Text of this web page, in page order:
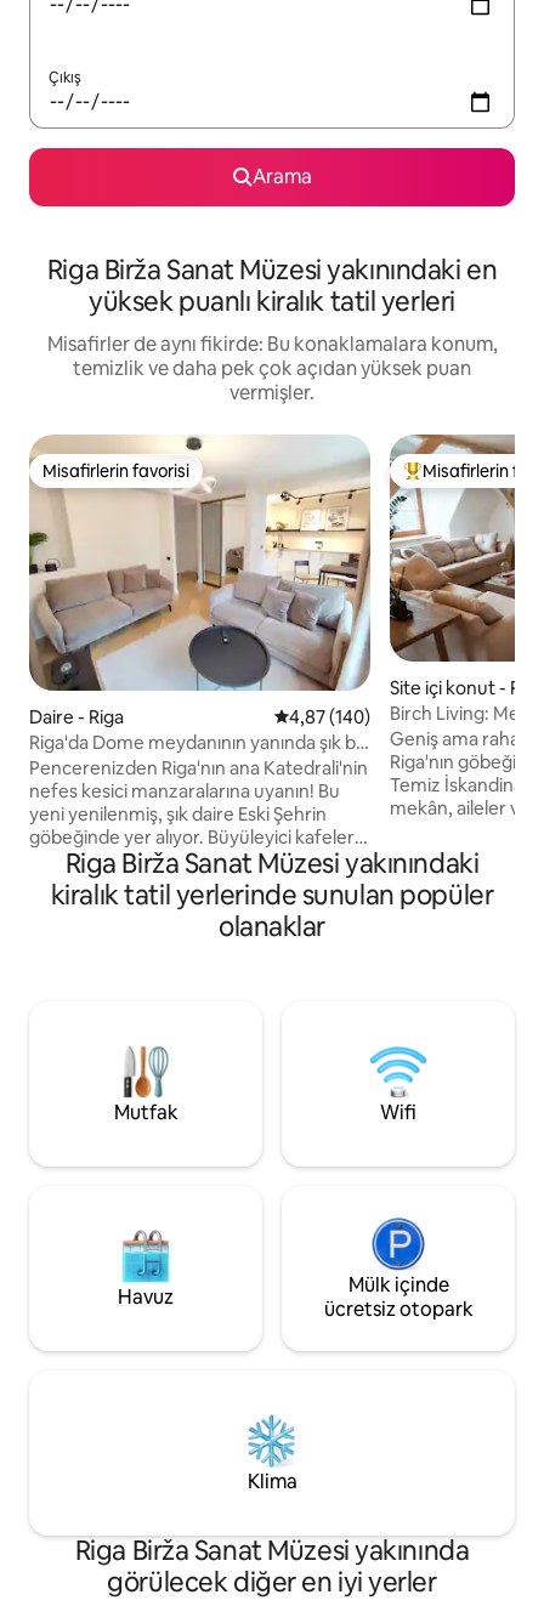
Çıkış
Arama
Riga Birža Sanat Müzesi yakınındaki en
yüksek puanlı kiralık tatil yerleri
Misafirler de aynı fikirde: Bu konaklamalara konum,
temizlik ve daha pek çok açıdan yüksek puan
vermişler.
Misafirlerin favorisi
Misafirlerin favorisi
Daire - Riga 5 üzerinden ortalama 4,87
4,87 (140)
Riga'da Dome meydanının yanında şık bir
tarihi şehir kaçamağı
Pencerenizden Riga'nın ana Katedrali'nin
nefes kesici manzaralarına uyanın! Bu
yeni yenilenmiş, şık daire Eski Şehrin
göbeğinde yer alıyor. Büyüleyici kafeler,
canlı barlar ve kültürel kent simgeleri
sadece birkaç adım ötede, Riga'nın en
iyilerini keşfetmek için mükemmel bir ev
ve Netflix'li akıllı TV Şık, modern bir
Misafirlerin
Misafirlerin
Site içi konut -
Birch Living:
tasarım daire
Geniş ama rahat
Riga'nın
Temiz İskandinav
mekân, aileler ve
Living, şehir
konaklama için
şeyle donatılmış
Riga Birža Sanat Müzesi yakınındaki
kiralık tatil yerlerinde sunulan popüler
olanaklar
Mutfak Wifi
Havuz
Mülk içinde
ücretsiz otopark
Klima
Riga Birža Sanat Müzesi yakınında
görülecek diğer en iyi yerler